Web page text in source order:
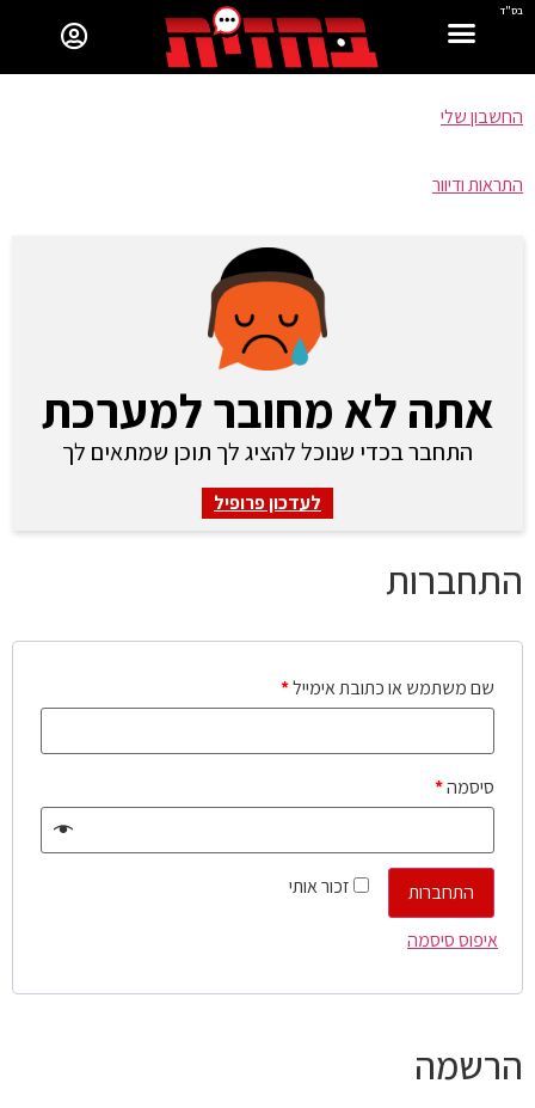
בס"ד
החשבון שלי
התראות ודיוור
אתה לא מחובר למערכת
התחבר בכדי שנוכל להציג לך תוכן שמתאים לך
לעדכון פרופיל
התחברות
שם משתמש או כתובת אימייל*
סיסמה*
זכור אותי
התחברות
איפוס סיסמה
הרשמה